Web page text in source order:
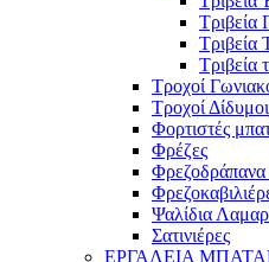
Τριβεία
Τριβεία
Τριβεία
Τροχοί
Τροχοί Δίδυμοι
Φορτιστές
Φρέζες
Ψαλίδια
Σατινιέρες
ΕΡΓΑΛΕΙΑ